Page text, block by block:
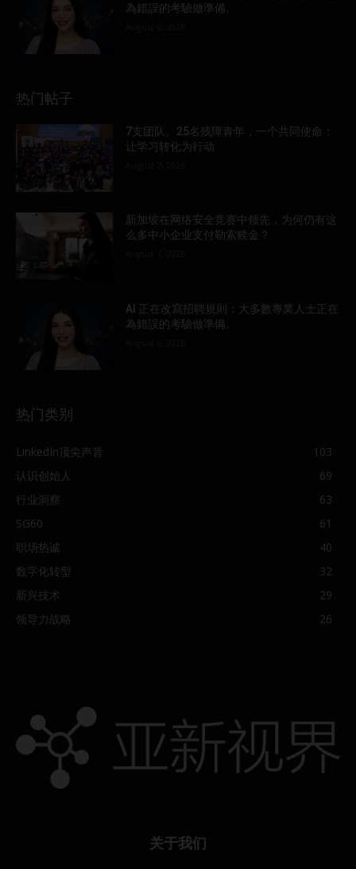
為錯誤的考驗做準備。
热门帖子
7支团队、25名残障青年，一个共同使命：
让学习转化为行动
新加坡在网络安全竞赛中领先，为何仍有这
么多中小企业支付勒索赎金？
AI 正在改寫招聘規則：大多數專業人士正在
為錯誤的考驗做準備。
热门类别
LinkedIn顶尖声音
103
认识创始人
69
行业洞察
63
SG60
61
职场热诚
40
数字化转型
32
新兴技术
29
领导力战略
26
关于我们